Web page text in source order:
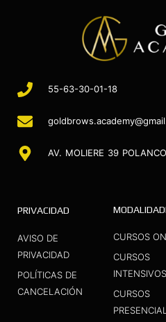
55-63-30-01-18
AV. MOLIERE 39
PRIVACIDAD
AVISO DE
PRIVACIDAD
POLÍTICAS DE
CANCELACIÓN
CURSOS
CURSOS
INTENSIVOS
CURSOS